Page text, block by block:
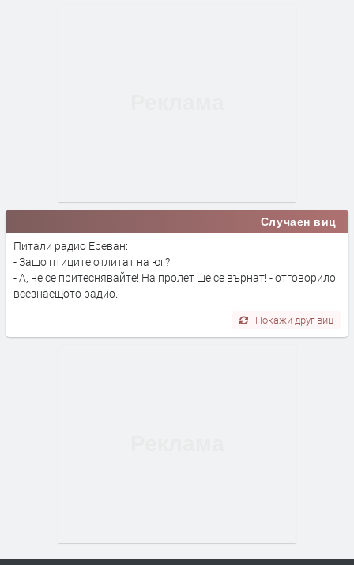
Случаен виц
Питали радио Ереван:
- Защо птиците отлитат на юг?
- А, не се притеснявайте! На пролет ще се върнат! - отговорило
всезнаещото радио.
Покажи друг виц